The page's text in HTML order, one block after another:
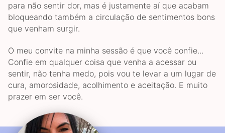
para não sentir dor, mas é justamente aí que acabam
bloqueando também a circulação de sentimentos bons
que venham surgir.
O meu convite na minha sessão é que você confie...
Confie em qualquer coisa que venha a acessar ou
sentir, não tenha medo, pois vou te levar a um lugar de
cura, amorosidade, acolhimento e aceitação. E muito
prazer em ser você.